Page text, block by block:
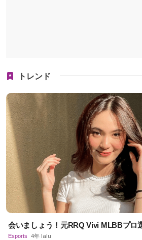
トレンド
会いましょう！元RRQ Vivi MLBBプロ
Esports 4年 lalu